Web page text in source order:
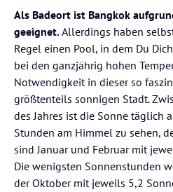
Als Badeort ist Bangkok
geeignet.Allerdings haben
Regel einen Pool, in dem Du
bei den ganzjährig hohen
Notwendigkeit in dieser so
größtenteils sonnigen Stadt.
des Jahres ist die Sonne täglich
Stunden am Himmel zu sehen,
sind Januar und Februar mit
Die wenigsten Sonnenstunden
der Oktober mit jeweils 5,2